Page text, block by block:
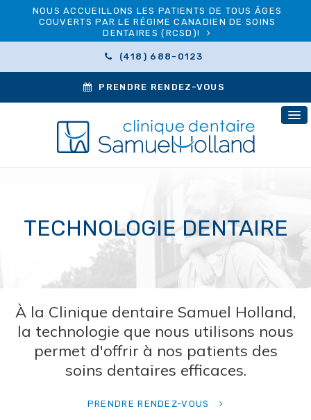
NOUS ACCUEILLONS LES PATIENTS DE TOUS ÂGES
COUVERTS PAR LE RÉGIME CANADIEN DE SOINS
DENTAIRES (RCSD)!
(418) 688-0123
PRENDRE RENDEZ-VOUS
TECHNOLOGIE DENTAIRE
À la Clinique dentaire Samuel Holland,
la technologie que nous utilisons nous
permet d'offrir à nos patients des
soins dentaires efficaces.
PRENDRE RENDEZ-VOUS